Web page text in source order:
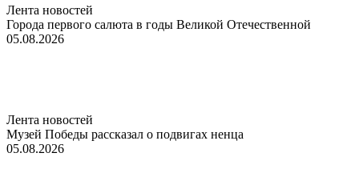
Лента новостей
Города первого салюта в годы Великой Отечественной
05.08.2026
Лента новостей
Музей Победы рассказал о подвигах ненца
05.08.2026